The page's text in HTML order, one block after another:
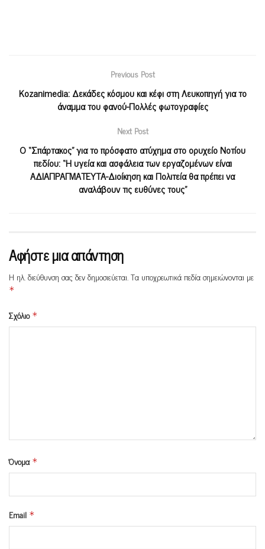
Previous Post
Kozanimedia: Δεκάδες κόσμου και κέφι στη Λευκοπηγή για το
άναμμα του φανού-Πολλές φωτογραφίες
Next Post
O “Σπάρτακος” για το πρόσφατο ατύχημα στο ορυχείο Νοτίου
πεδίου: “Η υγεία και ασφάλεια των εργαζομένων είναι
ΑΔΙΑΠΡΑΓΜΑΤΕΥΤΑ-Διοίκηση και Πολιτεία θα πρέπει να
αναλάβουν τις ευθύνες τους”
Αφήστε μια απάντηση
Η ηλ. διεύθυνση σας δεν δημοσιεύεται.Τα υποχρεωτικά πεδία σημειώνονται με
*
Σχόλιο *
Όνομα *
Email *